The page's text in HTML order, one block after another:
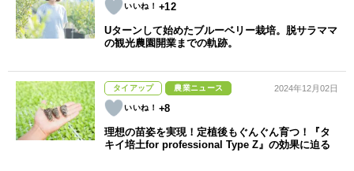
+12
Uターンして始めたブルーベリー栽培。脱サラママ
の観光農園開業までの軌跡。
タイアップ 農業ニュース
+8
2024年12月02日
理想の苗姿を実現！定植後もぐんぐん育つ！『タ
キイ培土for professional Type Z』の効果に迫る